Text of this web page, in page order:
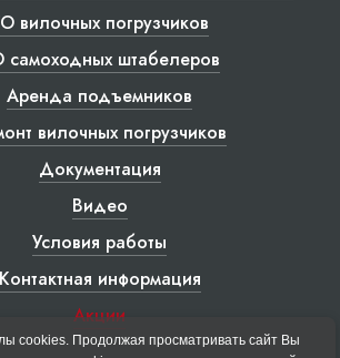
вилочных погрузчиков
самоходных штабелеров
Аренда подъемников
вилочных погрузчиков
Документация
Видео
Условия работы
Контактная информация
Акции
cookies. Продолжая просматривать сайт Вы